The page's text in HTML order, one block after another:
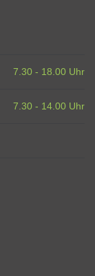
7.30 - 18.00 Uhr
7.30 - 14.00 Uhr